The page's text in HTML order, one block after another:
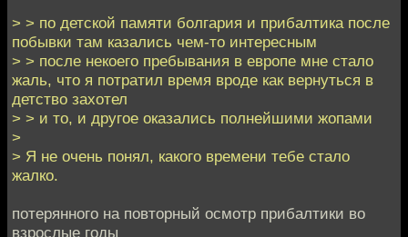
> > по детской памяти болгария и прибалтика после
побывки там казались чем-то интересным
> > после некоего пребывания в европе мне стало
жаль, что я потратил время вроде как вернуться в
детство захотел
> > и то, и другое оказались полнейшими жопами
>
> Я не очень понял, какого времени тебе стало
жалко.
потерянного на повторный осмотр прибалтики во
взрослые годы